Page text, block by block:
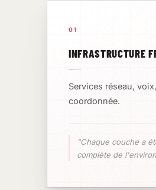
01
INFRASTRUCTURE
Services réseau,
coordonnée.
"Chaque couche a
complète de